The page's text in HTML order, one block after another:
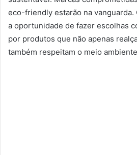
eco-friendly estarão na
a oportunidade de fazer escolhas
por produtos que não apenas
também respeitam o meio